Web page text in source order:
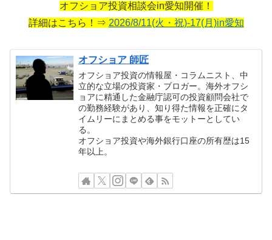
オフショア投資相談会in愛知開催！
詳細はこちら！⇒ 2026/8/11(火・祝)-17(月)in愛知
オフショア 師匠
オフショア投資の情報屋・コラムニスト、中
立的な立場の投資家・ブロガー。海外オフシ
ョアに精通した金融庁認可の投資顧問会社で
の勤務経験があり、知り得た情報を正確にタ
イムリーにまとめる事をモットーとしてい
る。
オフショア投資や海外銀行口座の所有歴は15
年以上。